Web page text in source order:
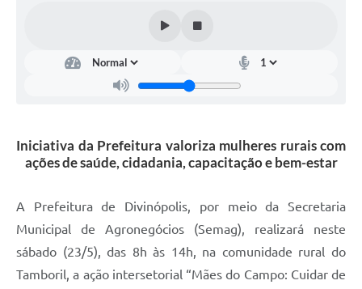
Iniciativa da Prefeitura valoriza mulheres rurais com
ações de saúde, cidadania, capacitação e bem-estar
A Prefeitura de Divinópolis, por meio da Secretaria
Municipal de Agronegócios (Semag), realizará neste
sábado (23/5), das 8h às 14h, na comunidade rural do
Tamboril, a ação intersetorial “Mães do Campo: Cuidar de